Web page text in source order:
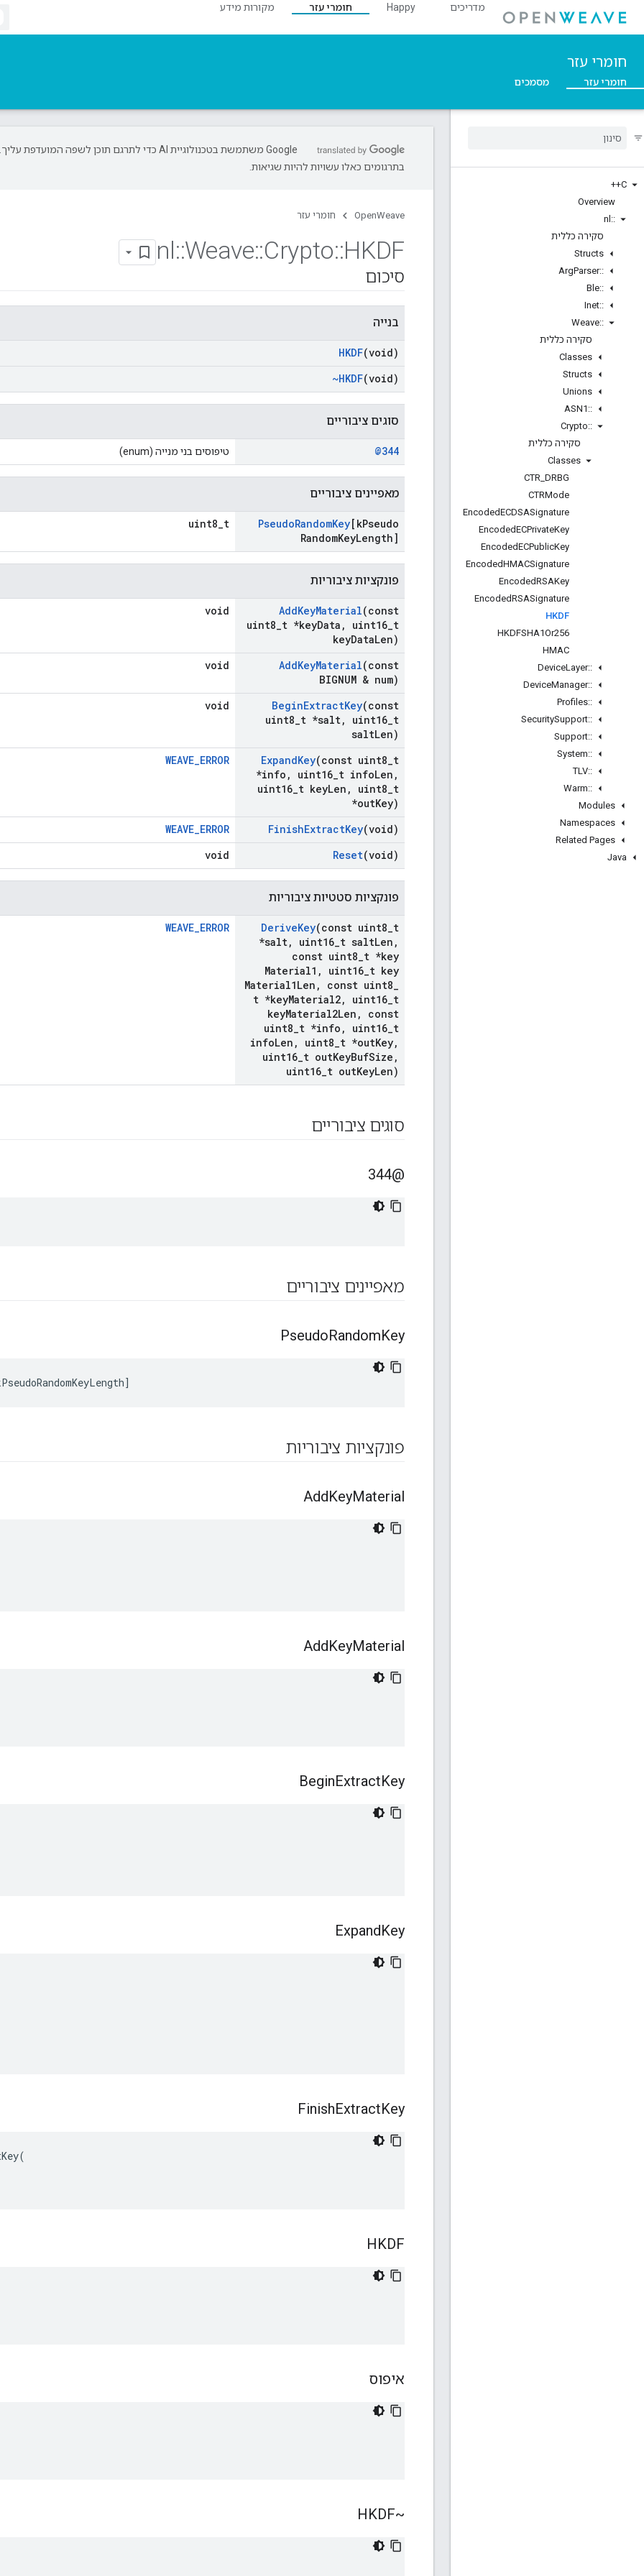
מדריכים Happy חומרי עזר מקורות מידע
חומרי עזר
חומרי עזר מסמכים
C++
Overview
::
nl
סקירה כללית
Structs
::
ArgParser
::
Ble
::
Inet
::
Weave
סקירה כללית
Classes
Structs
Unions
::
ASN1
::
Crypto
סקירה כללית
Classes
CTR DRBG
CTRMode
EncodedECDSASignature
EncodedECPrivateKey
EncodedECPublicKey
EncodedHMACSignature
EncodedRSAKey
EncodedRSASignature
HKDF
HKDFSHA1Or256
HMAC
::
DeviceLayer
::
DeviceManager
::
Profiles
::
SecuritySupport
::
Support
::
System
::
TLV
::
Warm
Modules
Namespaces
Related Pages
Java
‫Google משתמשת בטכנולוגיית AI כדי לתרגם תוכן לשפה המועדפת עליך.
בתרגומים כאלו עשויות להיות שגיאות.
OpenWeave חומרי עזר
nl::Weave::Crypto::HKDF
סיכום
בנייה
HKDF(void)
~HKDF(void)
סוגים ציבוריים
@344 טיפוסים בני מנייה (enum)
מאפיינים ציבוריים
PseudoRandomKey[kPseudo
RandomKeyLength]
uint8_t
פונקציות ציבוריות
AddKeyMaterial(const
uint8 t *keyData , uint16 t
keyDataLen)
void
AddKeyMaterial(const
BIGNUM & num)
void
BeginExtractKey(const
uint8 t *salt, uint16 t
saltLen)
void
ExpandKey(const uint8 t
*info , uint16 t infoLen ,
uint16 t keyLen , uint8 t
*outKey)
WEAVE_ERROR
FinishExtractKey(void)
WEAVE_ERROR
Reset(void)
void
פונקציות סטטיות ציבוריות
DeriveKey(const uint8 t
*salt, uint16 t saltLen ,
const uint8 t *key
Material1 , uint16 t key
Material1Len , const uint8
t *keyMaterial2, uint16 t
keyMaterial2Len ,
const
uint8 t *info , uint16 t
infoLen , uint8 t *outKey,
uint16 t outKeyBufSize ,
uint16 t outKeyLen)
WEAVE_ERROR
סוגים ציבוריים
@344
מאפיינים ציבוריים
PseudoRandomKey
]
פונקציות ציבוריות
AddKeyMaterial
AddKeyMaterial
BeginExtractKey
ExpandKey
FinishExtractKey
HKDF
איפוס
~HKDF